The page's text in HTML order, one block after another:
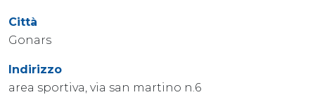
Città
Gonars
Indirizzo
area sportiva, via san martino n.6